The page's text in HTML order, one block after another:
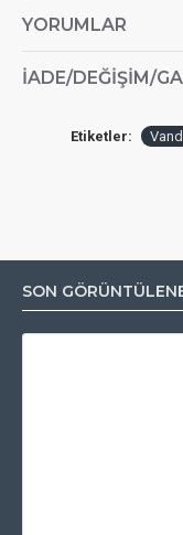
YORUMLAR
İADE/DEĞIŞIM/
Etiketler:
SON